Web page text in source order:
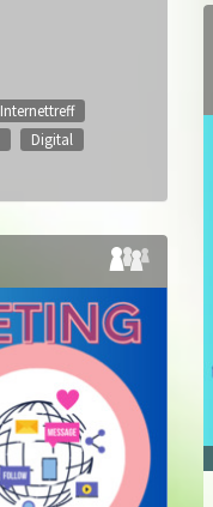
Internettreff
Digital